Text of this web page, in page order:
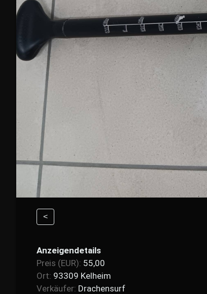
<
Anzeigendetails
Preis (EUR): 55,00
Ort: 93309 Kelheim
Verkäufer: Drachensurf